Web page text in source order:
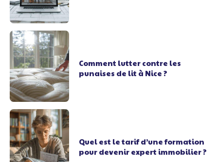
Comment lutter contre les
punaises de lit à Nice ?
Quel est le tarif d’une formation
pour devenir expert immobilier ?